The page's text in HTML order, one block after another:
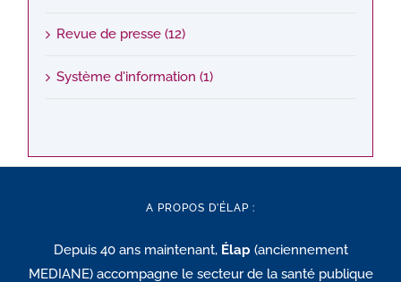
Revue de presse (12)
Système d'information (1)
A PROPOS D’ÉLAP :
Depuis 40 ans maintenant, Élap (anciennement
MEDIANE) accompagne le secteur de la santé publique